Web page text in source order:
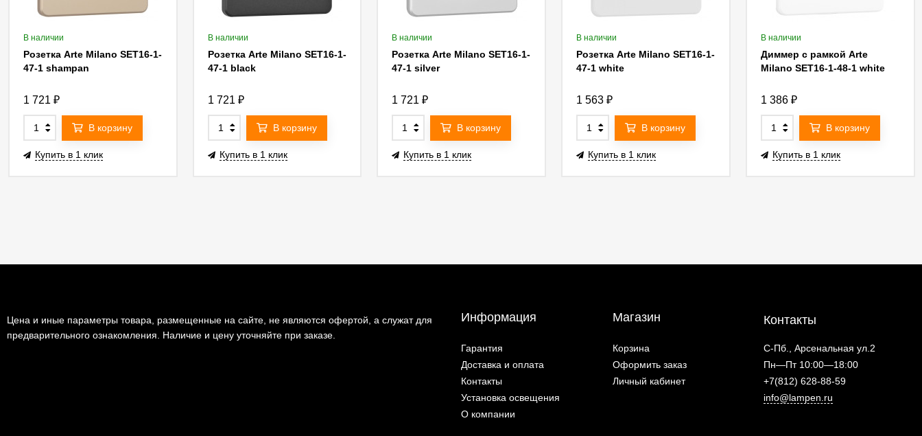
В наличии
Розетка Arte Milano SET16-1-
47-1 shampan
1 721 ₽
В корзину
Купить в 1 клик
В наличии
Розетка Arte Milano SET16-1-
47-1 black
1 721 ₽
В корзину
Купить в 1 клик
В наличии
Розетка Arte Milano SET16-1-
47-1 silver
1 721₽
В корзину
Купить в 1 клик
В наличии
Розетка Arte Milano SET16-1-
47-1 white
1 563₽
В корзину
Купить в 1 клик
В наличии
Диммер с рамкой Arte
Milano SET16-1-48-1 white
1 386 ₽
В корзину
Купить в 1 клик
Цена и иные параметры товара, размещенные на сайте, не являются офертой, а служат для
предварительного ознакомления. Наличие и цену уточняйте при заказе.
Информация
Гарантия
Доставка и оплата
Контакты
Установка освещения
О компании
Магазин
Корзина
Оформить заказ
Личный кабинет
Контакты
С-Пб., Арсенальная ул.2
Пн—Пт 10:00—18:00
+7(812) 628-88-59
info@lampen.ru